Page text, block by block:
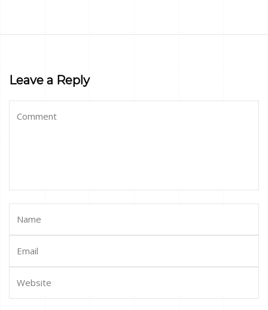
Leave a Reply